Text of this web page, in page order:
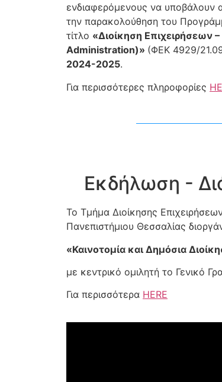
ενδιαφερόμενους να υποβάλουν
την παρακολούθηση του
τίτλο «Διοίκηση Επιχειρήσεων
Administration)» (ΦΕΚ 4929/
2024-2025.
Για περισσότερες πληροφορίες
Εκδήλωση -
Το Τμήμα Διοίκησης
Πανεπιστήμιου Θεσσαλίας
«Καινοτομία και Δημόσια
με κεντρικό ομιλητή το Γενικό
Για περισσότερα HERE